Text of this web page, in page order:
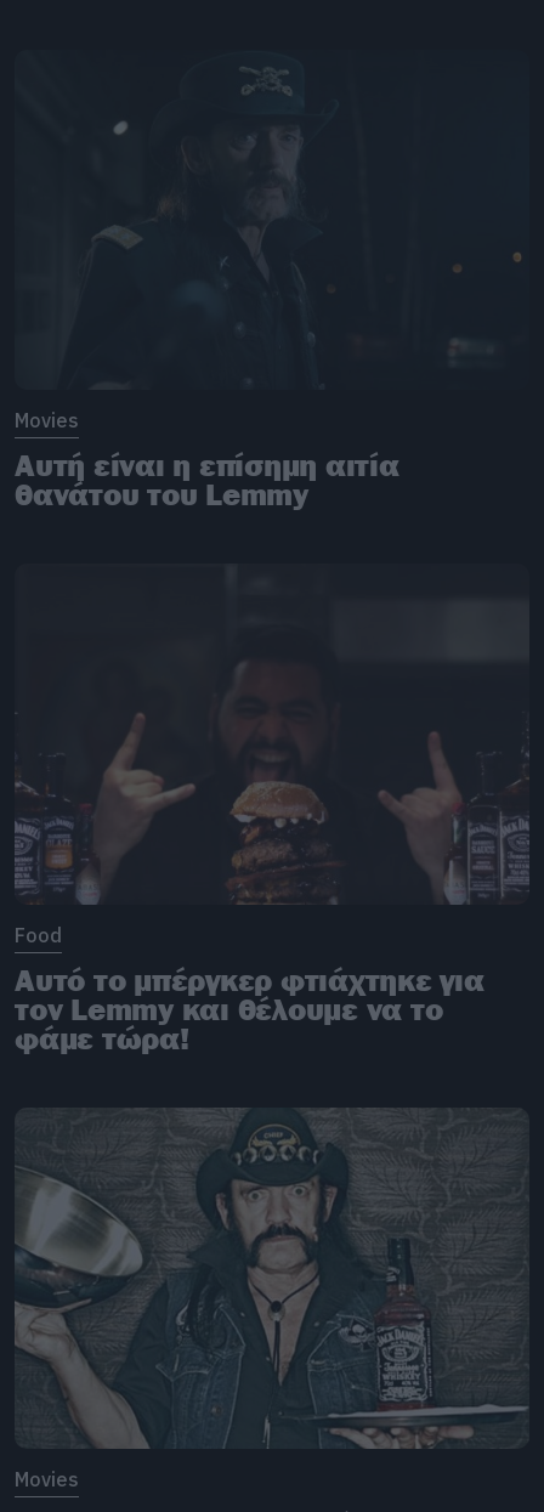
Movies
Αυτή είναι η επίσημη αιτία
θανάτου του Lemmy
Food
Αυτό το μπέργκερ φτιάχτηκε για
τον Lemmy και θέλουμε να το
φάμε τώρα!
Movies